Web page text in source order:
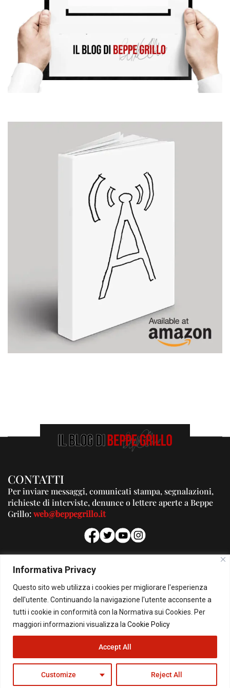
Informativa Privacy
Questo sito web utilizza i cookies per migliorare l'esperienza
dell'utente. Continuando la navigazione l'utente acconsente a
tutti i cookie in conformità con la Normativa sui Cookies. Per
maggiori informazioni visualizza la Cookie Policy
Customize Reject All
Accept All
CONTATTI
Per inviare messaggi, comunicati stampa, segnalazioni,
richieste di interviste, denunce o lettere aperte a Beppe
Grillo:web@beppegrillo.it
PUBBLICITA'
Per la tua pubblicità su questo Blog:
pubblicita@beppegrillo.it
© Copyright 2026 - Il Blog di Beppe Grillo. All Rights Reserved - Powered by
happygrafic.com